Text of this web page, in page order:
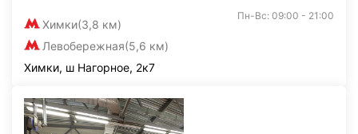
Химки(3,8 км)
Левобережная(5,6 км)
Пн-Вс: 09:00 - 21:00
Химки, ш Нагорное, 2к7